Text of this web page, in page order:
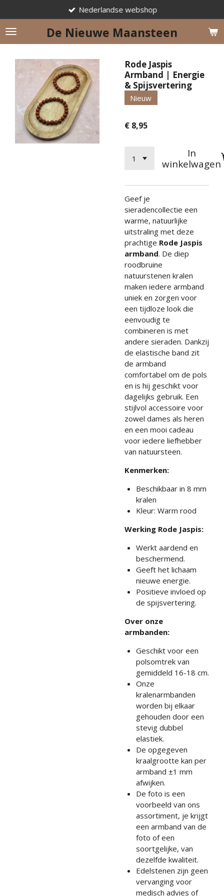
direct
naar
de
De Nieuwe Maansteen
Nederlandse webshop
Rode Jaspis
Armband | Energie
& Spijsvertering
Nieuw
€ 8,95
In
winkelwagen
Geef je
sieradencollectie een
warme, natuurlijke
uitstraling met deze
prachtige Rode Jaspis
armband. De diep
roodbruine
natuurstenen kralen
maken iedere armband
uniek en zorgen voor
een tijdloze look die
eenvoudig te
combineren is met
andere sieraden. Dankzij
de elastische band zit
de armband
comfortabel om de pols
en is hij geschikt voor
dagelijks gebruik. Een
stijlvol accessoire voor
zowel dames als heren
en een mooi cadeau
voor iedere liefhebber
van natuursteen.
Kenmerken:
Beschikbaar in 8 mm
kralen
Kleur: Warm rood
Werking Rode Jaspis:
Werkt aardend en
beschermend.
Geeft het lichaam
nieuwe energie.
Positieve invloed op
de spijsvertering.
Over onze
armbanden:
Geschikt voor een
polsomtrek van
gemiddeld 16-18 cm.
Onze
kralenarmbanden
worden bij elkaar
gehouden door een
stevig dubbel
elastiek.
De opgegeven
kraalgrootte kan per
armband ±1 mm
afwijken.
De foto is een
voorbeeld van ons
assortiment, je krijgt
een armband van de
foto of een
soortgelijke, van
dezelfde kwaliteit.
Edelstenen zijn geen
vervanging voor
medisch advies of